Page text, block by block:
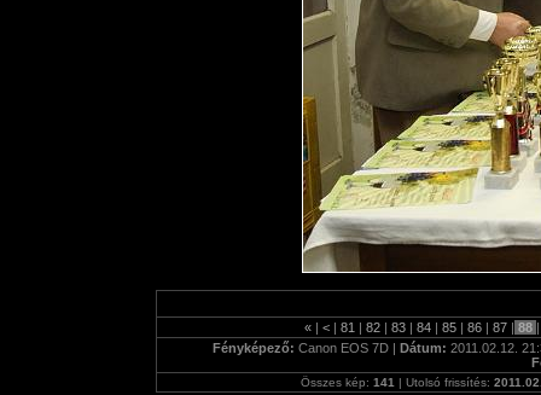
« | < | 81 | 82 | 83 | 84 | 85 | 86 | 87 | 88 |
Fényképező: Canon EOS 7D | Dátum: 2011.02.12.
Összes kép: 141 | Utolsó frissítés: